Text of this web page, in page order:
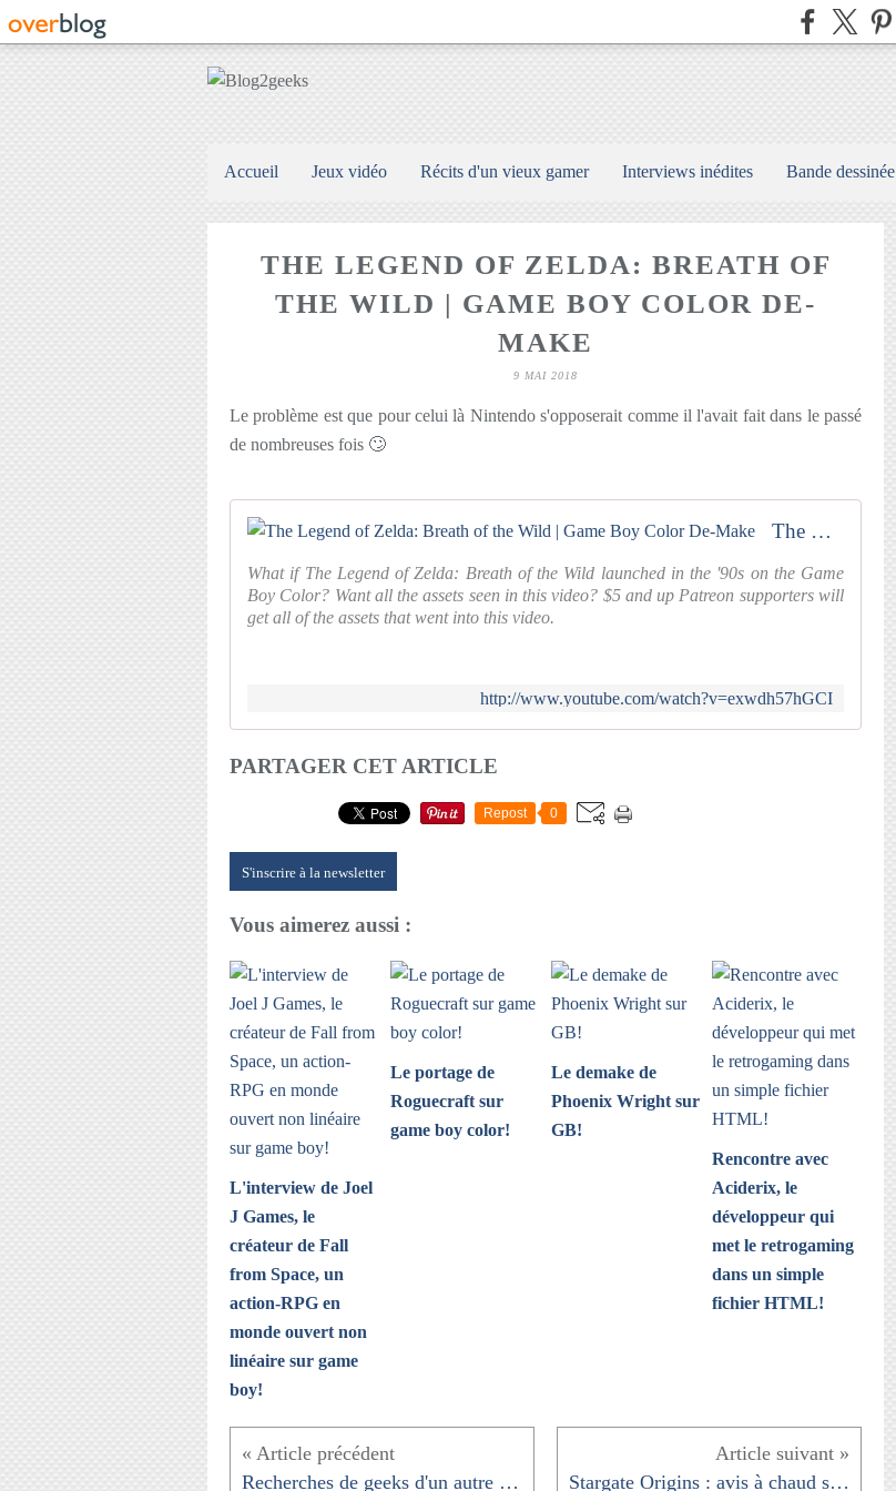
Accueil Jeux vidéo Récits d'un vieux gamer Interviews inédites Bande dessinée
THE LEGEND OF ZELDA: BREATH OF
THE WILD | GAME BOY COLOR DE-
MAKE
9 MAI 2018
Le problème est que pour celui là Nintendo s'opposerait comme il l'avait fait dans le passé
de nombreuses fois 🙄
The Legend of Zelda: Breath of the Wild | Game Boy Color De-Make
What if The Legend of Zelda: Breath of the Wild launched in the '90s on the Game
Boy Color? Want all the assets seen in this video? $5 and up Patreon supporters will
get all of the assets that went into this video.
http://www.youtube.com/watch?v=exwdh57hGCI
PARTAGER CET ARTICLE
Repost 0
S'inscrire à la newsletter
Vous aimerez aussi :
L'interview de Joel
J Games, le
créateur de Fall
from Space, un
action-RPG en
monde ouvert non
linéaire sur game
boy!
Le portage de
Roguecraft sur
game boy color!
Le demake de
Phoenix Wright sur
GB!
Rencontre avec
Aciderix, le
développeur qui
met le retrogaming
dans un simple
fichier HTML!
Recherches de geeks d'un autre type 😂 Stargate Origins : avis à chaud sur cette mini série!